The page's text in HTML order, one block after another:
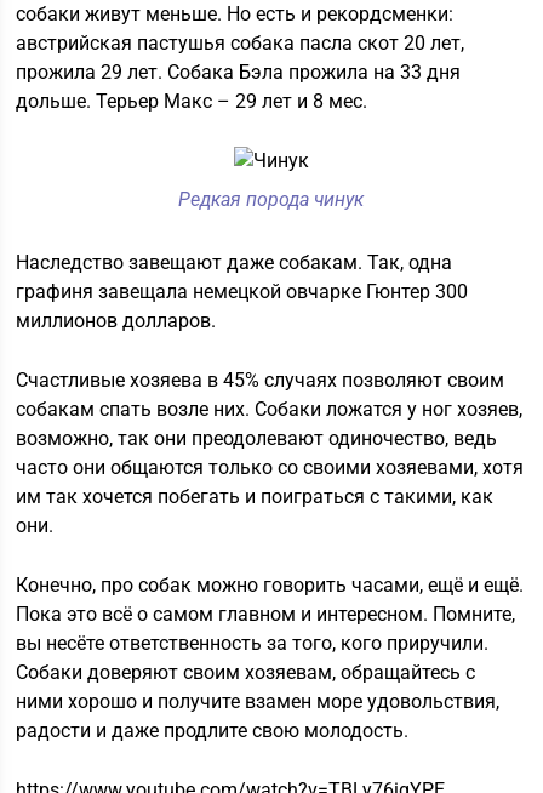
собаки живут меньше. Но есть и рекордсменки:
австрийская пастушья собака пасла скот 20 лет,
прожила 29 лет. Собака Бэла прожила на 33 дня
дольше. Терьер Макс – 29 лет и 8 мес.
Редкая порода чинук
Наследство завещают даже собакам. Так, одна
графиня завещала немецкой овчарке Гюнтер 300
миллионов долларов.
Счастливые хозяева в 45% случаях позволяют своим
собакам спать возле них. Собаки ложатся у ног хозяев,
возможно, так они преодолевают одиночество, ведь
часто они общаются только со своими хозяевами, хотя
им так хочется побегать и поиграться с такими, как
они.
Конечно, про собак можно говорить часами, ещё и ещё.
Пока это всё о самом главном и интересном. Помните,
вы несёте ответственность за того, кого приручили.
Собаки доверяют своим хозяевам, обращайтесь с
ними хорошо и получите взамен море удовольствия,
радости и даже продлите свою молодость.